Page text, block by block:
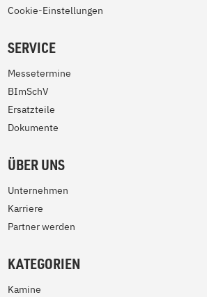
Cookie-Einstellungen
SERVICE
Messetermine
BImSchV
Ersatzteile
Dokumente
ÜBER UNS
Unternehmen
Karriere
Partner werden
KATEGORIEN
Kamine